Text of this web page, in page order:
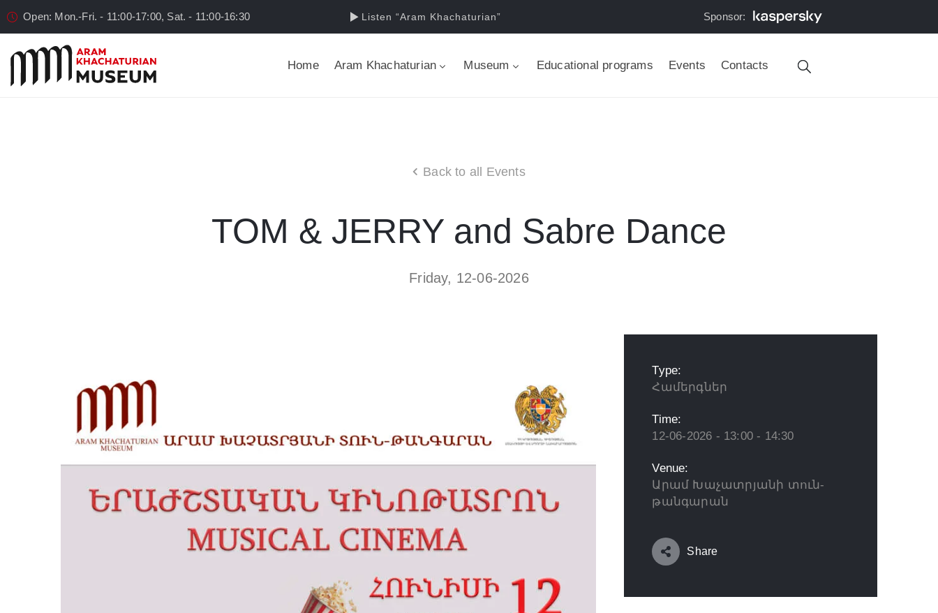
Open: Mon.-Fri. - 11:00-17:00, Sat. - 11:00-16:30 Listen “Aram Khachaturian” Sponsor:
Home Aram Khachaturian Museum Educational programs Events Contacts
Back to all Events
TOM & JERRY and Sabre Dance
Friday, 12-06-2026
Type:
Համերգներ
Time:
12-06-2026 - 13:00 - 14:30
Venue:
Արամ Խաչատրյանի տուն-
թանգարան
Share